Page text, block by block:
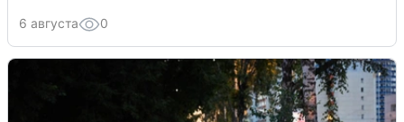
6 августа 0